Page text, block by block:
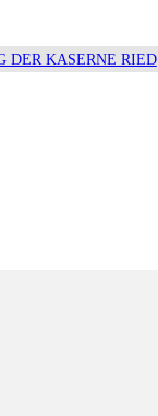
DER KASERNE RIED